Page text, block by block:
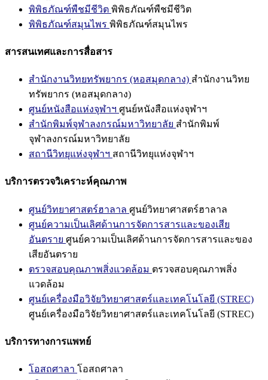
พิพิธภัณฑ์พืชมีชีวิต พิพิธภัณฑ์พืชมีชีวิต
พิพิธภัณฑ์สมุนไพร พิพิธภัณฑ์สมุนไพร
สารสนเทศและการสื่อสาร
สำนักงานวิทยทรัพยากร (หอสมุดกลาง) สำนักงานวิทย
ทรัพยากร (หอสมุดกลาง)
ศูนย์หนังสือแห่งจุฬาฯ ศูนย์หนังสือแห่งจุฬาฯ
สำนักพิมพ์จุฬาลงกรณ์มหาวิทยาลัย สำนักพิมพ์
จุฬาลงกรณ์มหาวิทยาลัย
สถานีวิทยุแห่งจุฬาฯ สถานีวิทยุแห่งจุฬาฯ
บริการตรวจวิเคราะห์คุณภาพ
ศูนย์วิทยาศาสตร์ฮาลาล ศูนย์วิทยาศาสตร์ฮาลาล
ศูนย์ความเป็นเลิศด้านการจัดการสารและของเสีย
อันตราย ศูนย์ความเป็นเลิศด้านการจัดการสารและของ
เสียอันตราย
ตรวจสอบคุณภาพสิ่งแวดล้อม ตรวจสอบคุณภาพสิ่ง
แวดล้อม
ศูนย์เครื่องมือวิจัยวิทยาศาสตร์และเทคโนโลยี (STREC)
ศูนย์เครื่องมือวิจัยวิทยาศาสตร์และเทคโนโลยี (STREC)
บริการทางการแพทย์
โอสถศาลา โอสถศาลา